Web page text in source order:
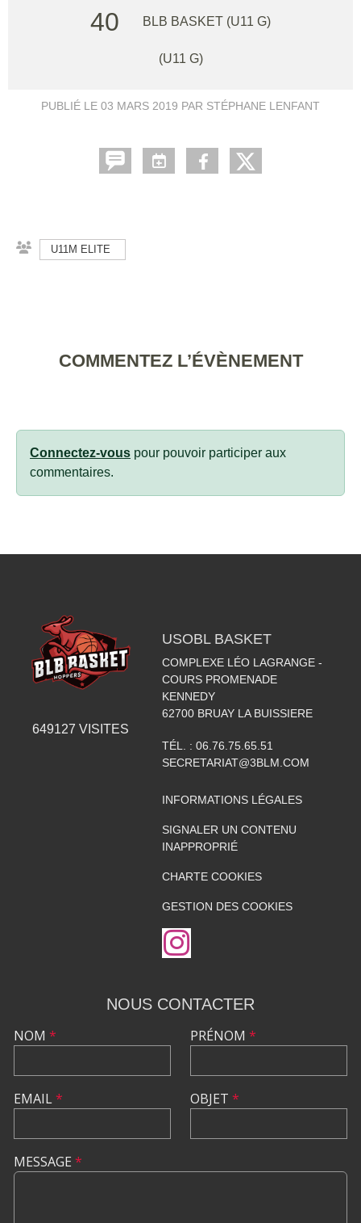
40
BLB BASKET (U11 G)
(U11 G)
PUBLIÉ LE 03 MARS 2019 PAR STÉPHANE LENFANT
U11M ELITE
COMMENTEZ L’ÉVÈNEMENT
Connectez-vous pour pouvoir participer aux
commentaires.
649127 VISITES
USOBL BASKET
COMPLEXE LÉO LAGRANGE -
COURS PROMENADE
KENNEDY
62700 BRUAY LA BUISSIERE
TÉL. : 06.76.75.65.51
SECRETARIAT@3BLM.COM
INFORMATIONS LÉGALES
SIGNALER UN CONTENU
INAPPROPRIÉ
CHARTE COOKIES
GESTION DES COOKIES
NOUS CONTACTER
NOM *
EMAIL*
PRÉNOM *
OBJET *
MESSAGE *